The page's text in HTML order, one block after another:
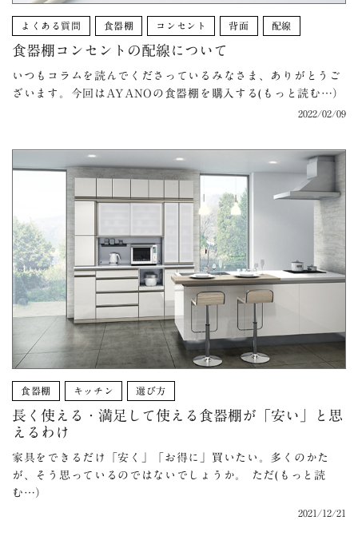
よくある質問 食器棚 コンセント 背面 配線
食器棚コンセントの配線について
いつもコラムを読んでくださっているみなさま、ありがとうご
ざいます。今回はAYANOの食器棚を購入する(もっと読む…）
2022/02/09
食器棚 キッチン 選び方
長く使える・満足して使える食器棚が「安い」と思
えるわけ
家具をできるだけ「安く」「お得に」買いたい。多くのかた
が、そう思っているのではないでしょうか。 ただ(もっと読
む…）
2021/12/21